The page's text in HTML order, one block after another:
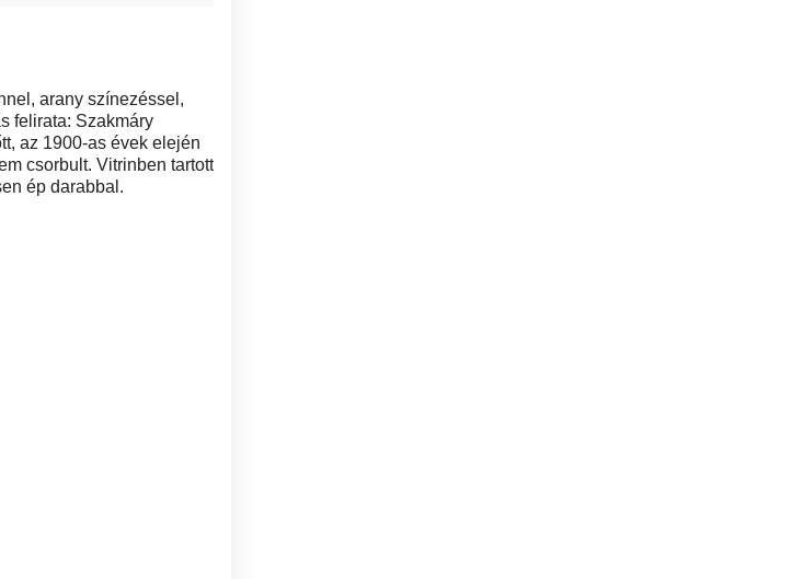
arany színezéssel,
felirata: Szakmáry
az 1900-as évek elején
csorbult. Vitrinben tartott
ép darabbal.